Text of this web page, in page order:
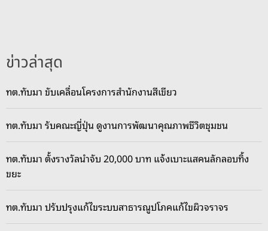
ข่าวล่าสุด
ทต.ทับมา ขับเคลื่อนโครงการสำนักงานสีเขียว
ทต.ทับมา รับคณะญี่ปุ่น ดูงานการพัฒนาคุณภาพชีวิตชุมชน
ทต.ทับมา ตั้งรางวัลนำจับ 20,000 บาท แจ้งเบาะแสคนลักลอบทิ้ง
ขยะ
ทต.ทับมา ปรับปรุงแก้ไขระบบสาธารณูปโภคแก้ไขผิวจราจร